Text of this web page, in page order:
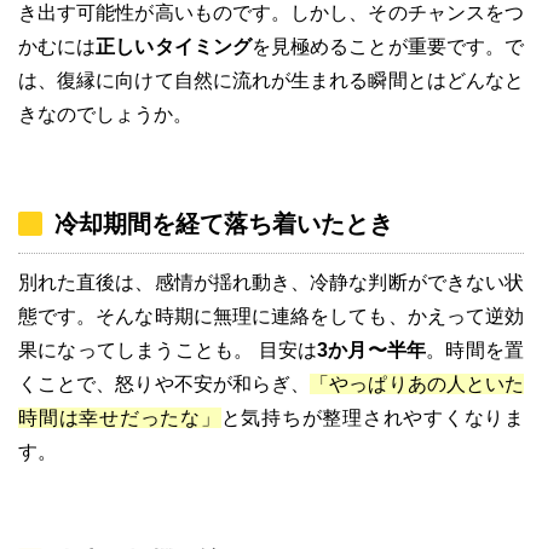
き出す可能性が高いものです。しかし、そのチャンスをつ
かむには正しいタイミングを見極めることが重要です。で
は、復縁に向けて自然に流れが生まれる瞬間とはどんなと
きなのでしょうか。
冷却期間を経て落ち着いたとき
別れた直後は、感情が揺れ動き、冷静な判断ができない状
態です。そんな時期に無理に連絡をしても、かえって逆効
果になってしまうことも。 目安は3か月〜半年。時間を置
くことで、怒りや不安が和らぎ、
「やっぱりあの人といた
時間は幸せだったな」
と気持ちが整理されやすくなりま
す。